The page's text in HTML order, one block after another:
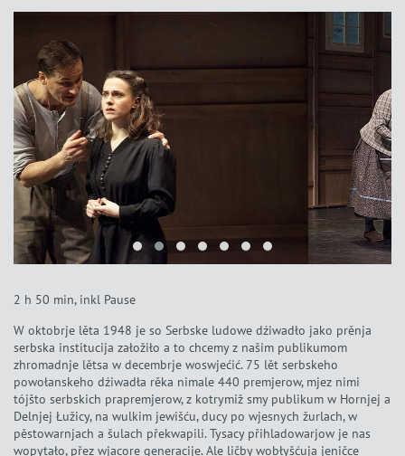
2 h 50 min, inkl Pause
W oktobrje lěta 1948 je so Serbske ludowe dźiwadło jako prěnja
serbska institucija załožiło a to chcemy z našim publikumom
zhromadnje lětsa w decembrje woswjećić. 75 lět serbskeho
powołanskeho dźiwadła rěka nimale 440 premjerow, mjez nimi
tójšto serbskich prapremjerow, z kotrymiž smy publikum w Hornjej a
Delnjej Łužicy, na wulkim jewišću, ducy po wjesnych žurlach, w
pěstowarnjach a šulach překwapili. Tysacy přihladowarjow je nas
wopytało, přez wjacore generacije. Ale ličby wobłyšćuja jeničce